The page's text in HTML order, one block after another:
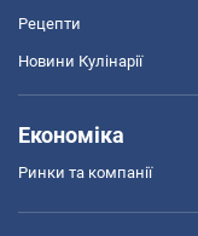
Рецепти
Новини Кулінарії
Економіка
Ринки та компанії